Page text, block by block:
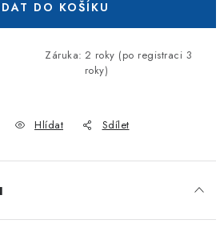
DO KOŠÍKU
Záruka: 2 roky (po registraci 3
roky)
Hlídat Sdílet